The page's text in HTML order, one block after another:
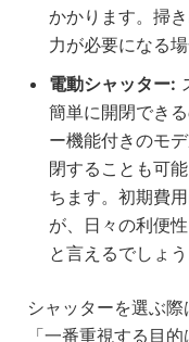
かかります。掃
力が必要になる場
電動シャッター:
簡単に開閉でき
ー機能付きのモ
閉することも可
ちます。初期費
が、日々の利便
と言えるでしょう
シャッターを選ぶ際
「一番重視する目